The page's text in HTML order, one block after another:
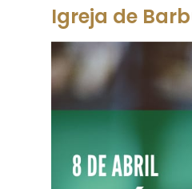
Igreja de